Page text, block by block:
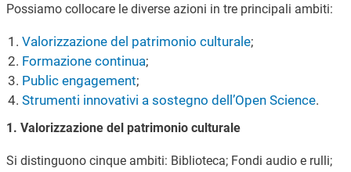
Possiamo collocare le diverse azioni in tre principali ambiti:
Valorizzazione del patrimonio culturale;
Formazione continua;
Public engagement;
Strumenti innovativi a sostegno dell’Open Science.
1. Valorizzazione del patrimonio culturale
Si distinguono cinque ambiti: Biblioteca; Fondi audio e rulli;